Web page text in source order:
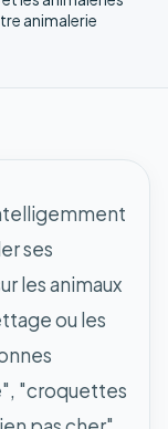
animalerie
ses
les animaux
ou les
"croquettes